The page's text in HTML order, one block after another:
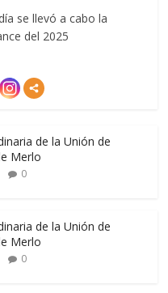
se llevó a cabo la
del 2025
de la Unión de
Merlo
0
de la Unión de
Merlo
0